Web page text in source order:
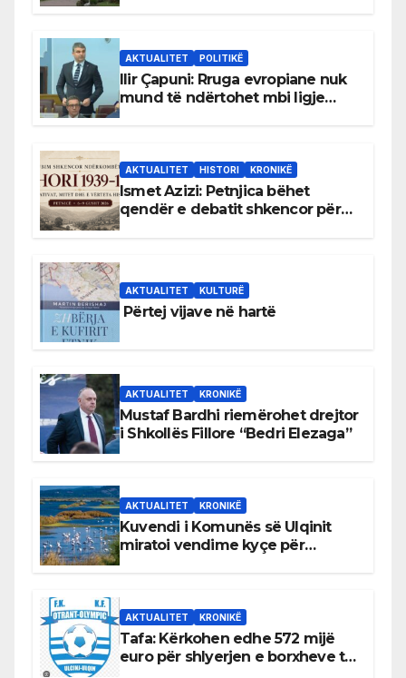
AKTUALITET POLITIKË
Ilir Çapuni: Rruga evropiane nuk
mund të ndërtohet mbi ligje
AKTUALITET HISTORI KRONIKË
Ismet Azizi: Petnjica bëhet
qendër e debatit shkencor për
AKTUALITET KULTURË
Përtej vijave në hartë
AKTUALITET KRONIKË
Mustaf Bardhi riemërohet drejtor
i Shkollës Fillore “Bedri Elezaga”
AKTUALITET KRONIKË
Kuvendi i Komunës së Ulqinit
miratoi vendime kyçe për
AKTUALITET KRONIKË
Tafa: Kërkohen edhe 572 mijë
euro për shlyerjen e borxheve të